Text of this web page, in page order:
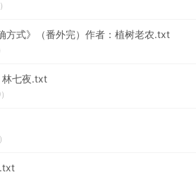
方式》（番外完）作者：植树老农.txt
林七夜.txt